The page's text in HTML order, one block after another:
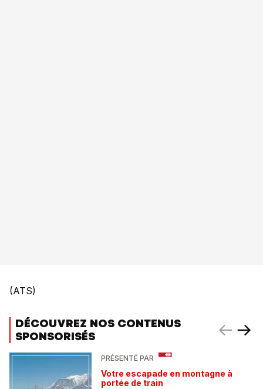
(ATS)
DÉCOUVREZ NOS CONTENUS
SPONSORISÉS
PRÉSENTÉ PAR
Votre escapade en montagne à
portée de train